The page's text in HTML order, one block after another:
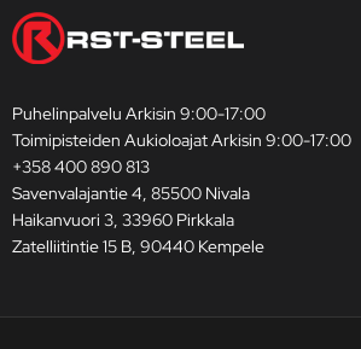
Puhelinpalvelu Arkisin 9:00-17:00
Toimipisteiden Aukioloajat Arkisin 9:00-17:00
+358 400 890 813
Savenvalajantie 4, 85500 Nivala
Haikanvuori 3, 33960 Pirkkala
Zatelliitintie 15 B, 90440 Kempele